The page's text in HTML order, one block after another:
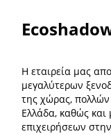
Η εταιρεία μας
μεγαλύτερων
της χώρας,
Ελλάδα, καθώς και
επιχειρήσεων